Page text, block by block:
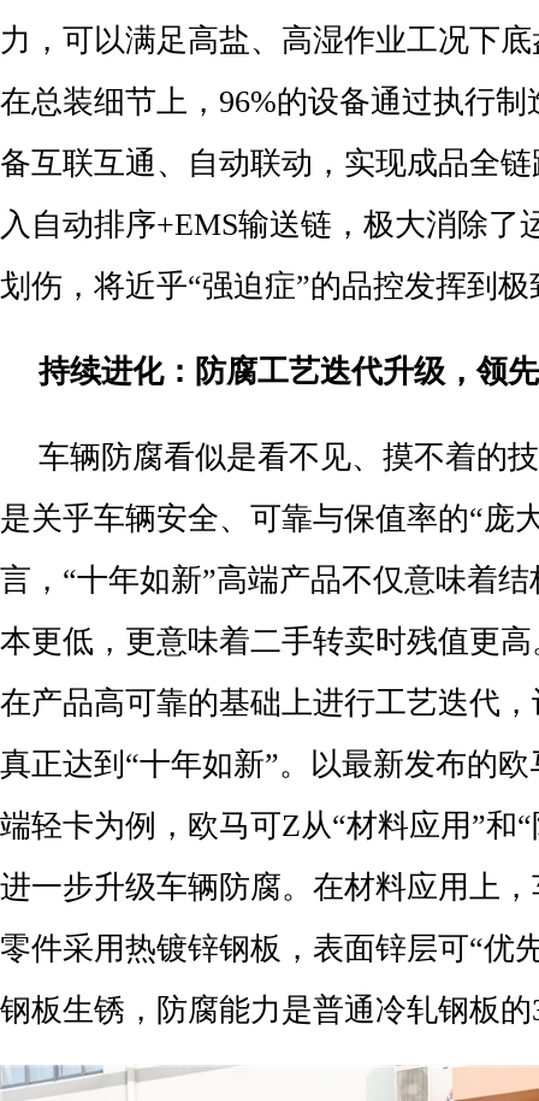
力，可以满足高盐、高湿作业工况下
在总装细节上，96%的设备通过执行制
备互联互通、自动联动，实现成品全
入自动排序+EMS输送链，极大消除了
划伤，将近乎“强迫症”的品控发挥到极
持续进化：防腐工艺迭代升级，领
车辆防腐看似是看不见、摸不着的
是关乎车辆安全、可靠与保值率的“庞
言，“十年如新”高端产品不仅意味着
本更低，更意味着二手转卖时残值更
在产品高可靠的基础上进行工艺迭代
真正达到“十年如新”。以最新发布的
端轻卡为例，欧马可Z从“材料应用”和
进一步升级车辆防腐。在材料应用上
零件采用热镀锌钢板，表面锌层可“优
钢板生锈，防腐能力是普通冷轧钢板的